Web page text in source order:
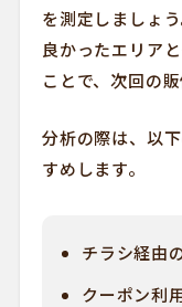
を測定しましょ
良かったエリア
ことで、次回の
分析の際は、以
すめします。
チラシ経由
クーポン利